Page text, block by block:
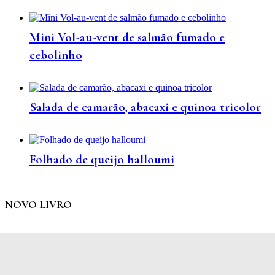
Mini Vol-au-vent de salmão fumado e
cebolinho
Salada de camarão, abacaxi e quinoa tricolor
Folhado de queijo halloumi
NOVO LIVRO